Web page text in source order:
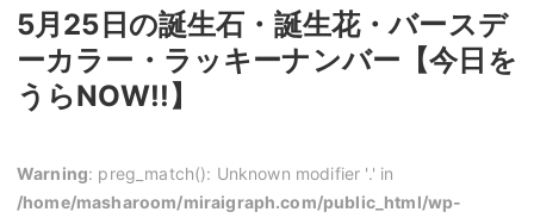
5月25日の誕生石・誕生花・バースデ
ーカラー・ラッキーナンバー【今日を
うらNOW!!】
Warning: preg_match(): Unknown modifier '.' in
/home/masharoom/miraigraph.com/public_html/wp-